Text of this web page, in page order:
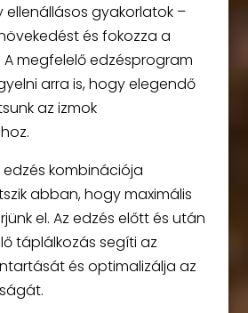
ellenállásos gyakorlatok –
és fokozza a
A megfelelő edzésprogram
arra is, hogy elegendő
az izmok
kombinációja
abban, hogy maximális
el. Az edzés előtt és után
táplálkozás segíti az
és optimalizálja az